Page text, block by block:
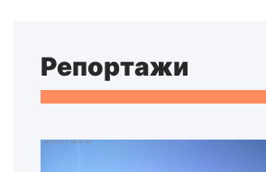
Репортажи